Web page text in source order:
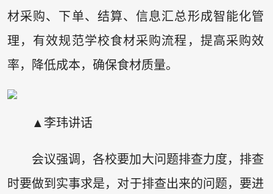
材采购、下单、结算、信息汇总形成智能化管
理，有效规范学校食材采购流程，提高采购效
率，降低成本，确保食材质量。
▲李玮讲话
会议强调，各校要加大问题排查力度，排查
时要做到实事求是，对于排查出来的问题，要进